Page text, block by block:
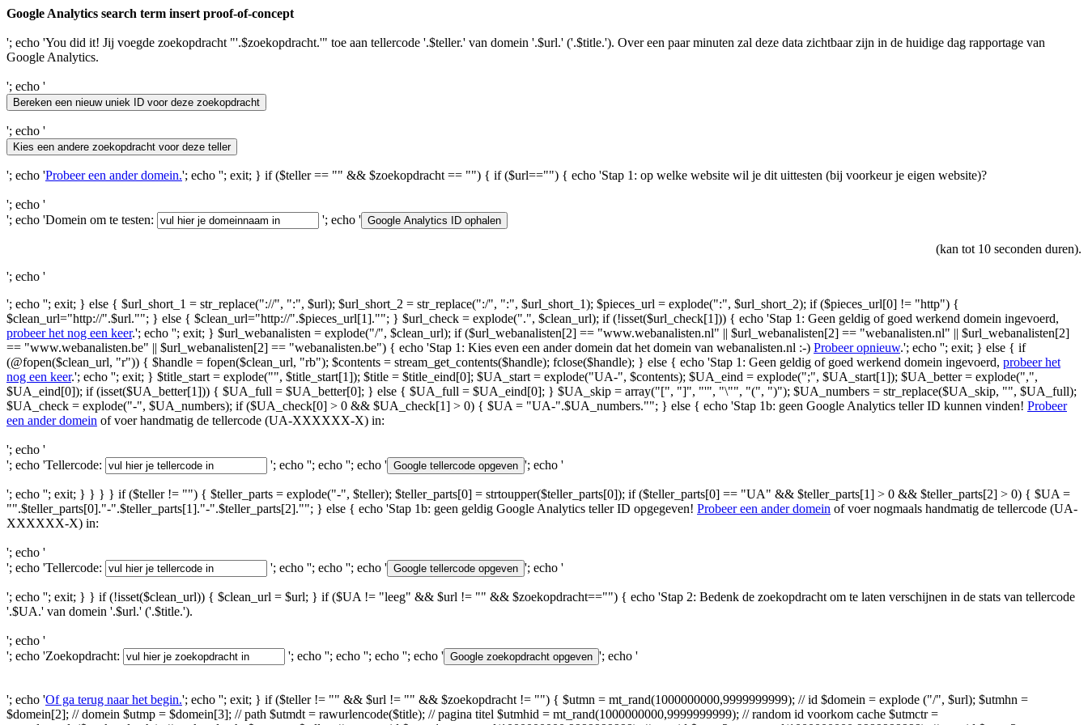
Google Analytics search term insert proof-of-concept
'; echo 'You did it! Jij voegde zoekopdracht "'.$zoekopdracht.'" toe aan tellercode '.$teller.' van domein '.$url.' ('.$title.'). Over een paar minuten zal deze data zichtbaar zijn in de huidige dag rapportage van
Google Analytics.
'; echo '
'; echo '
'; echo 'Probeer een ander domein.'; echo ''; exit; } if ($teller == "" && $zoekopdracht == "") { if ($url=="") { echo 'Stap 1: op welke website wil je dit uittesten (bij voorkeur je eigen website)?
'; echo '
'; echo 'Domein om te testen:
'; echo '
(kan tot 10 seconden duren).
'; echo '
'; echo ''; exit; } else { $url_short_1 = str_replace("://", ":", $url); $url_short_2 = str_replace(":/", ":", $url_short_1); $pieces_url = explode(":", $url_short_2); if ($pieces_url[0] != "http") {
$clean_url="http://".$url.""; } else { $clean_url="http://".$pieces_url[1].""; } $url_check = explode(".", $clean_url); if (!isset($url_check[1])) { echo 'Stap 1: Geen geldig of goed werkend domein ingevoerd,
probeer het nog een keer.'; echo ''; exit; } $url_webanalisten = explode("/", $clean_url); if ($url_webanalisten[2] == "www.webanalisten.nl" || $url_webanalisten[2] == "webanalisten.nl" || $url_webanalisten[2]
== "www.webanalisten.be" || $url_webanalisten[2] == "webanalisten.be") { echo 'Stap 1: Kies even een ander domein dat het domein van webanalisten.nl :-) Probeer opnieuw.'; echo ''; exit; } else { if
(@fopen($clean_url, "r")) { $handle = fopen($clean_url, "rb"); $contents = stream_get_contents($handle); fclose($handle); } else { echo 'Stap 1: Geen geldig of goed werkend domein ingevoerd, probeer het
nog een keer.'; echo ''; exit; } $title_start = explode("", $title_start[1]); $title = $title_eind[0]; $UA_start = explode("UA-", $contents); $UA_eind = explode(";", $UA_start[1]); $UA_better = explode(",",
$UA_eind[0]); if (isset($UA_better[1])) { $UA_full = $UA_better[0]; } else { $UA_full = $UA_eind[0]; } $UA_skip = array("[", "]", "'", "\"", "(", ")"); $UA_numbers = str_replace($UA_skip, "", $UA_full);
$UA_check = explode("-", $UA_numbers); if ($UA_check[0] > 0 && $UA_check[1] > 0) { $UA = "UA-".$UA_numbers.""; } else { echo 'Stap 1b: geen Google Analytics teller ID kunnen vinden! Probeer
een ander domein of voer handmatig de tellercode (UA-XXXXXX-X) in:
'; echo '
'; echo 'Tellercode:
'; echo ''; echo ''; echo ' '; echo '
'; echo ''; exit; } } } } if ($teller != "") { $teller_parts = explode("-", $teller); $teller_parts[0] = strtoupper($teller_parts[0]); if ($teller_parts[0] == "UA" && $teller_parts[1] > 0 && $teller_parts[2] > 0) { $UA =
"".$teller_parts[0]."-".$teller_parts[1]."-".$teller_parts[2].""; } else { echo 'Stap 1b: geen geldig Google Analytics teller ID opgegeven! Probeer een ander domein of voer nogmaals handmatig de tellercode (UA-
XXXXXX-X) in:
'; echo '
'; echo 'Tellercode:
'; echo ''; echo ''; echo ' '; echo '
'; echo ''; exit; } } if (!isset($clean_url)) { $clean_url = $url; } if ($UA != "leeg" && $url != "" && $zoekopdracht=="") { echo 'Stap 2: Bedenk de zoekopdracht om te laten verschijnen in de stats van tellercode
'.$UA.' van domein '.$url.' ('.$title.').
'; echo '
'; echo 'Zoekopdracht:
'; echo ''; echo ''; echo ''; echo ' '; echo '
'; echo 'Of ga terug naar het begin.'; echo ''; exit; } if ($teller != "" && $url != "" && $zoekopdracht != "") { $utmn = mt_rand(1000000000,9999999999); // id $domein = explode ("/", $url); $utmhn =
$domein[2]; // domein $utmp = $domein[3]; // path $utmdt = rawurlencode($title); // pagina titel $utmhid = mt_rand(1000000000,9999999999); // random id voorkom cache $utmctr =